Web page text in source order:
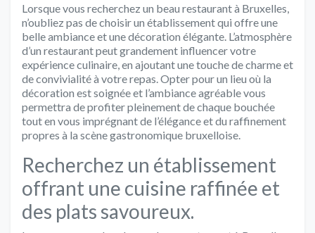
Lorsque vous recherchez un beau restaurant à Bruxelles,
n’oubliez pas de choisir un établissement qui offre une
belle ambiance et une décoration élégante. L’atmosphère
d’un restaurant peut grandement influencer votre
expérience culinaire, en ajoutant une touche de charme et
de convivialité à votre repas. Opter pour un lieu où la
décoration est soignée et l’ambiance agréable vous
permettra de profiter pleinement de chaque bouchée
tout en vous imprégnant de l’élégance et du raffinement
propres à la scène gastronomique bruxelloise.
Recherchez un établissement
offrant une cuisine raffinée et
des plats savoureux.